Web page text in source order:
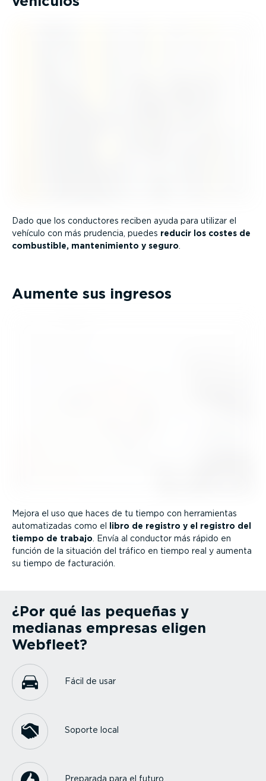
Dado que los conductores reciben ayuda para utilizar el
vehículo con más prudencia, puedes reducir los costes de
combustible, mante­ni­miento y seguro.
Aumente sus ingresos
Mejora el uso que haces de tu tiempo con herra­mientas
automa­ti­zadas como el
libro de registro y el registro del
tiempo de trabajo. Envía al conductor más rápido en
función de la situación del tráfico en tiempo real y aumenta
su tiempo de facturación.
¿Por qué las pequeñas y
medianas empresas eligen
Webfleet?
Fácil de usar
Soporte local
Preparada para el futuro